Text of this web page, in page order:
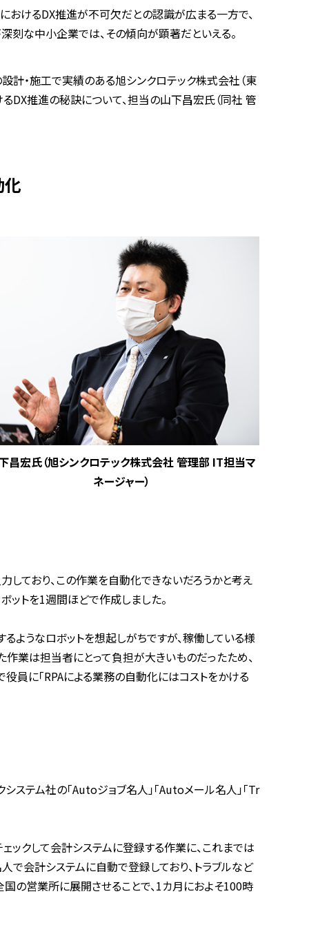
おけるDX推進が不可欠だとの認識が広まる一方で、
刻な中小企業では、その傾向が顕著だといえる。
計・施工で実績のある旭シンクロテック株式会社（東
DX推進の秘訣について、担当の山下昌宏氏（同社 管
化
昌宏氏（旭シンクロテック株式会社 管理部 IT担当マ
ネージャー）
ており、この作業を自動化できないだろうかと考え
ットを1週間ほどで作成しました。
ようなロボットを想起しがちですが、稼働している様
作業は担当者にとって負担が大きいものだったため、
員に「RPAによる業務の自動化にはコストをかける
システム社の「Autoジョブ名人」「Autoメール名人」「Tr
ックして会計システムに登録する作業に、これまでは
で会計システムに自動で登録しており、トラブルなど
の営業所に展開させることで、1カ月におよそ100時